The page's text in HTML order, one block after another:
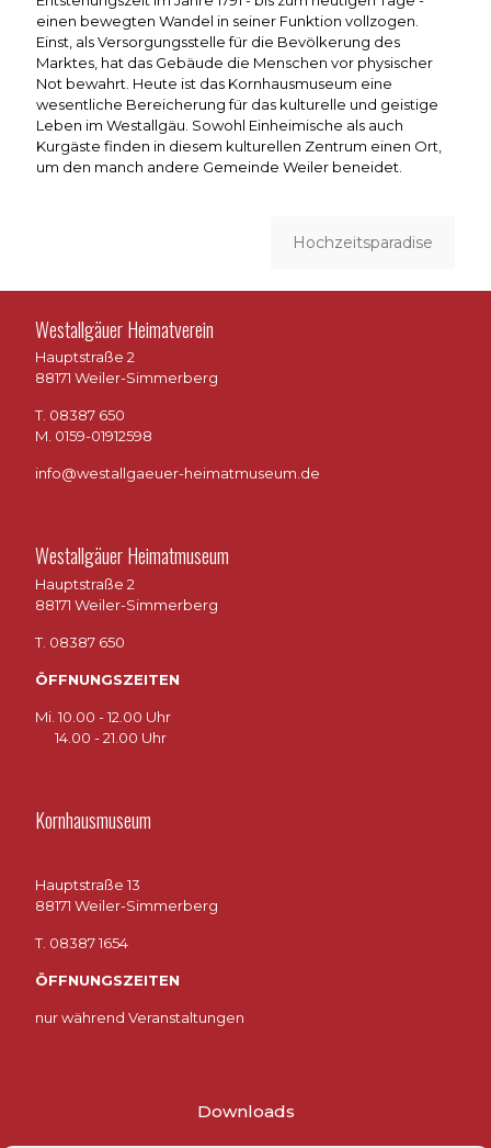
einen bewegten Wandel in seiner Funktion vollzogen.
Einst, als Versorgungsstelle für die Bevölkerung des
Marktes, hat das Gebäude die Menschen vor physischer
Not bewahrt. Heute ist das Kornhausmuseum eine
wesentliche Bereicherung für das kulturelle und geistige
Leben im Westallgäu. Sowohl Einheimische als auch
Kurgäste finden in diesem kulturellen Zentrum einen Ort,
um den manch andere Gemeinde Weiler beneidet.
Hochzeitsparadise
Westallgäuer Heimatverein
Hauptstraße 2
88171 Weiler-Simmerberg
T. 08387 650
M. 0159-01912598
info@westallgaeuer-heimatmuseum.de
Westallgäuer Heimatmuseum
Hauptstraße 2
88171 Weiler-Simmerberg
T. 08387 650
ÖFFNUNGSZEITEN
Mi. 10.00 - 12.00 Uhr
14.00 - 21.00 Uhr
Kornhausmuseum
Hauptstraße 13
88171 Weiler-Simmerberg
T. 08387 1654
ÖFFNUNGSZEITEN
nur während Veranstaltungen
Downloads